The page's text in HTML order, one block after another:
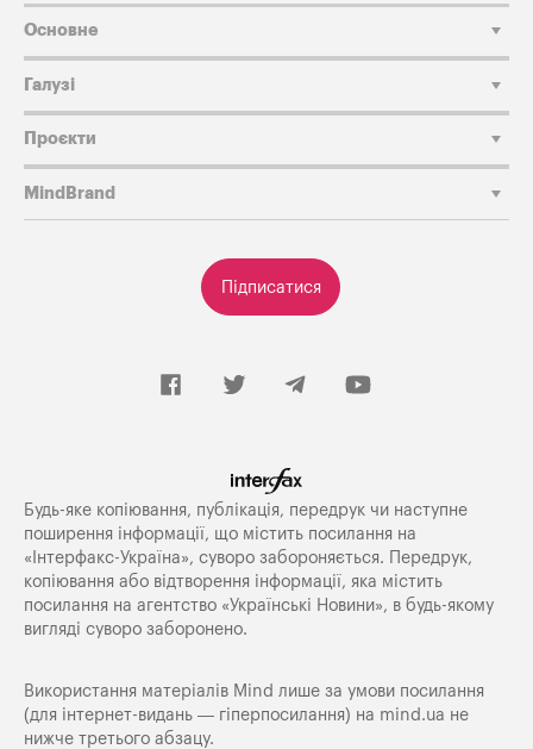
Підписатися
Основне
Галузі
Проєкти
MindBrand
Будь-яке копiювання, публiкацiя, передрук чи наступне
поширення iнформацiї, що мiстить посилання на
«Iнтерфакс-Україна», суворо забороняється. Передрук,
копіювання або відтворення інформації, яка містить
посилання на агентство «Українські Новини», в будь-якому
вигляді суворо заборонено.
Використання матеріалів Mind лише за умови посилання
(для інтернет-видань — гіперпосилання) на mind.ua не
нижче третього абзацу.